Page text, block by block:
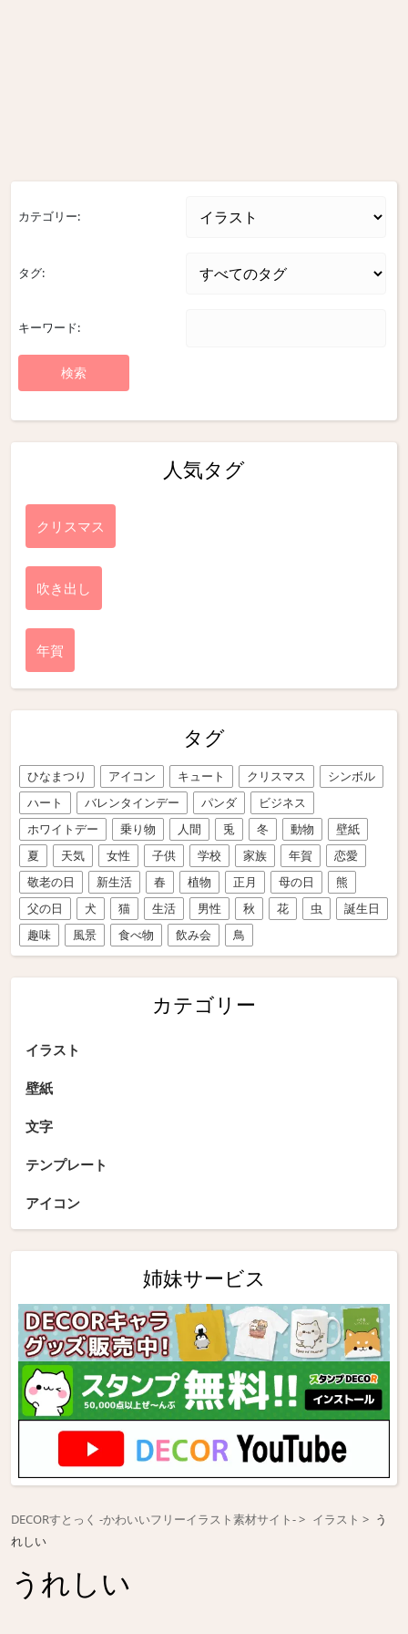
カテゴリー:
タグ:
キーワード:
人気タグ
クリスマス
吹き出し
年賀
タグ
ひなまつり アイコン キュート クリスマス
シンボル
ハート
バレンタインデー パンダ
ビジネス
ホワイトデー
乗り物 人間 兎 冬 動物
壁紙
夏
天気 女性 子供 学校 家族 年賀
恋愛
敬老の日
新生活 春 植物 正月 母の日
熊
父の日
犬 猫 生活 男性 秋 花 虫
誕生日
趣味
風景 食べ物 飲み会 鳥
カテゴリー
イラスト
壁紙
文字
テンプレート
アイコン
姉妹サービス
DECORすとっく -かわいいフリーイラスト素材サイト- イラスト
う
れしい
うれしい